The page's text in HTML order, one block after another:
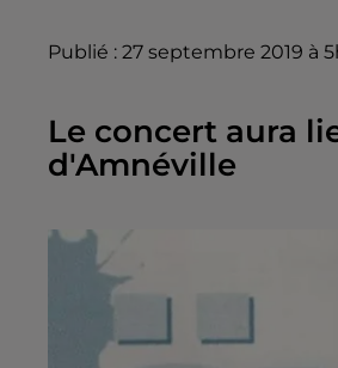
Publié : 27 septembre 2019 à
Le concert aura
d'Amnéville